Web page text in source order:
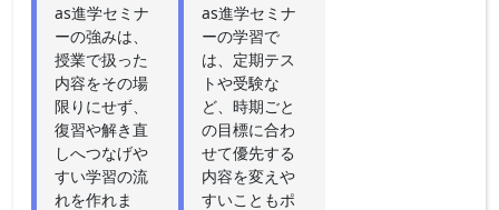
as進学セミナ
ーの強みは、
授業で扱った
内容をその場
限りにせず、
復習や解き直
しへつなげや
すい学習の流
れを作れま
as進学セミナ
ーの学習で
は、定期テス
トや受験な
ど、時期ごと
の目標に合わ
せて優先する
内容を変えや
すいこともポ